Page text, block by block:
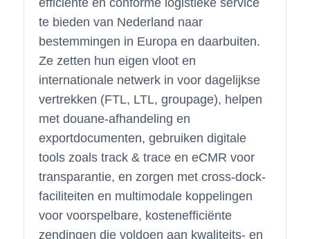
efficiënte en conforme logistieke service
te bieden van Nederland naar
bestemmingen in Europa en daarbuiten.
Ze zetten hun eigen vloot en
internationale netwerk in voor dagelijkse
vertrekken (FTL, LTL, groupage), helpen
met douane-afhandeling en
exportdocumenten, gebruiken digitale
tools zoals track & trace en eCMR voor
transparantie, en zorgen met cross-dock-
faciliteiten en multimodale koppelingen
voor voorspelbare, kostenefficiënte
zendingen die voldoen aan kwaliteits- en